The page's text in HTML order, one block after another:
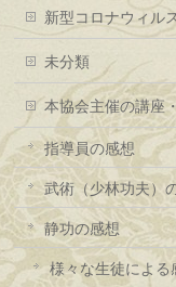
新型コロナウィル
未分類
本協会主催の講座
指導員の感想
武術（少林功夫）
静功の感想
様々な生徒による